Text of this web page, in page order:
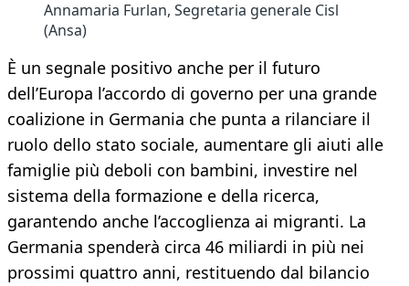
Annamaria Furlan, Segretaria generale Cisl
(Ansa)
È un segnale positivo anche per il futuro
dell’Europa l’accordo di governo per una grande
coalizione in Germania che punta a rilanciare il
ruolo dello stato sociale, aumentare gli aiuti alle
famiglie più deboli con bambini, investire nel
sistema della formazione e della ricerca,
garantendo anche l’accoglienza ai migranti. La
Germania spenderà circa 46 miliardi in più nei
prossimi quattro anni, restituendo dal bilancio